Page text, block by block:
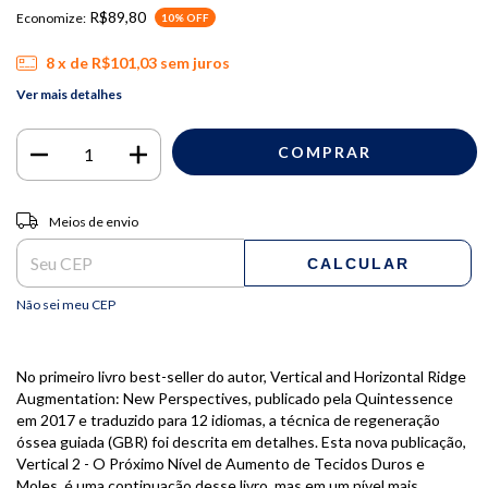
Economize: R$89,80 10% OFF
8x de R$101,03 sem juros
Ver mais detalhes
Entregas para o CEP:
Meios de envio
CALCULAR
Não sei meu CEP
No primeiro livro best-seller do autor, Vertical and Horizontal Ridge
Augmentation: New Perspectives, publicado pela Quintessence
em 2017 e traduzido para 12 idiomas, a técnica de regeneração
óssea guiada (GBR) foi descrita em detalhes. Esta nova publicação,
Vertical 2 - O Próximo Nível de Aumento de Tecidos Duros e